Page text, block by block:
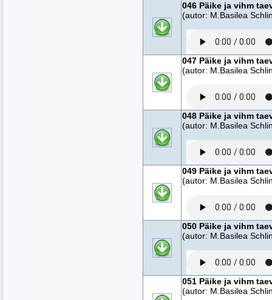
046 Päike ja vihm
(autor: M.Basilea
047 Päike ja vihm
(autor: M.Basilea
048 Päike ja vihm
(autor: M.Basilea
049 Päike ja vihm
(autor: M.Basilea
050 Päike ja vihm
(autor: M.Basilea
051 Päike ja vihm
(autor: M.Basilea